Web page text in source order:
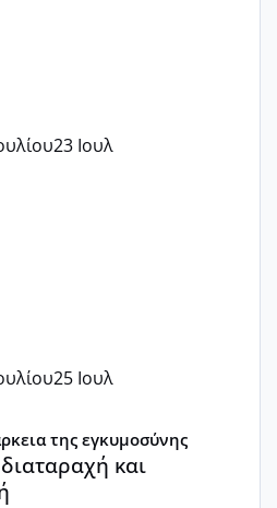
23 Ιουλ
25 Ιουλ
της εγκυμοσύνης
και